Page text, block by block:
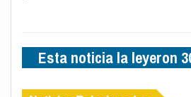
Esta noticia la leyeron